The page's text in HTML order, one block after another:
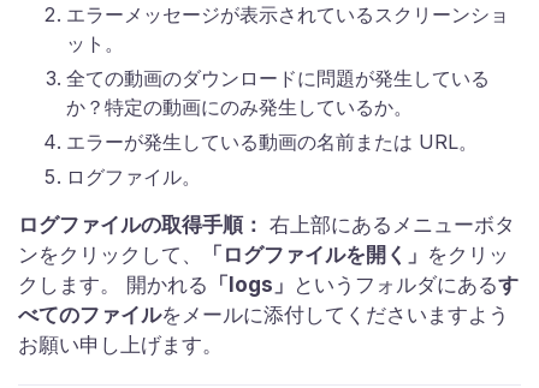
エラーメッセージが表示されているスクリーンショ
ット。
全ての動画のダウンロードに問題が発生している
か？特定の動画にのみ発生しているか。
エラーが発生している動画の名前または URL。
ログファイル。
ログファイルの取得手順： 右上部にあるメニューボタ
ンをクリックして、
「ログファイルを開く」 をクリッ
クします。 開かれる 「logs」 というフォルダにあるす
べてのファイルをメールに添付してくださいますよう
お願い申し上げます。